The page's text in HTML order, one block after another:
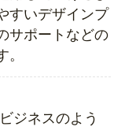
すいデザインプ
サポートなどの
ジネスのよう